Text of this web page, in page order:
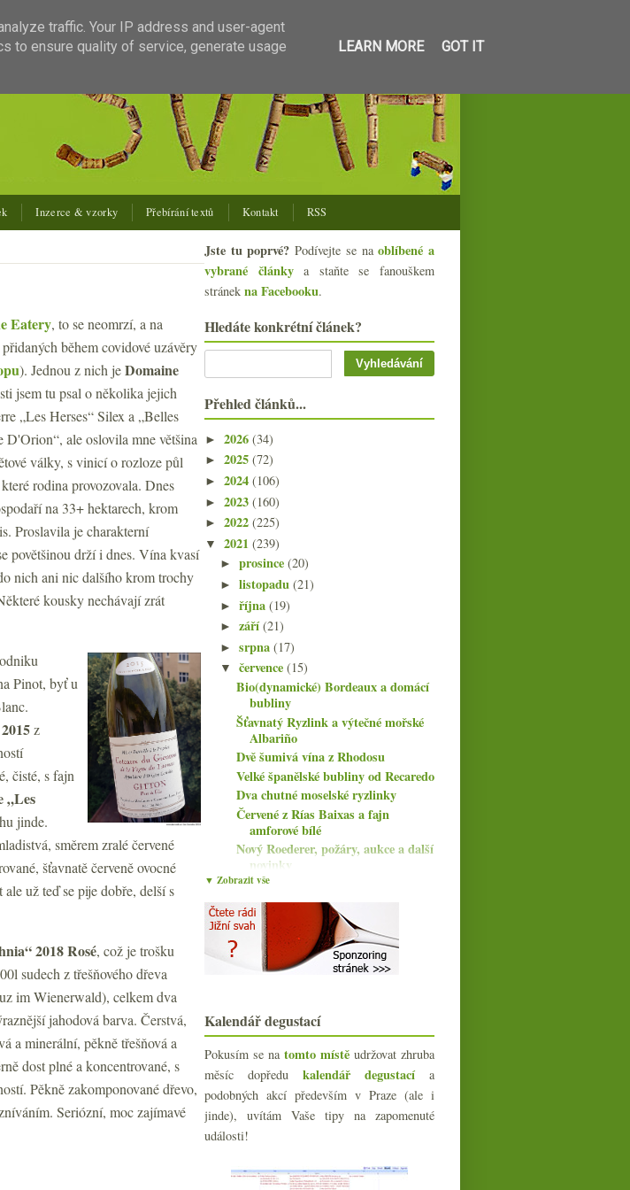
Inzerce & vzorky Přebírání textů Kontakt RSS
Eatery, to se neomrzí, a na
během covidové uzávěry
). Jednou z nich jeDomaine
jsem tu psal o několika jejich
„Les Herses“ Silex a „Belles
ale oslovila mne většina
války, s vinicí o rozloze půl
rodina provozovala. Dnes
na 33+ hektarech, krom
Proslavila je charakterní
povětšinou drží i dnes. Vína kvasí
nich ani nic dalšího krom trochy
kousky nechávají zrát
Pinot, byť u
z
čisté, s fajn
„Les
jinde.
směrem zralé červené
šťavnatě červeně ovocné
už teď se pije dobře, delší s
2018 Rosé, což je trošku
sudech z třešňového dřeva
im Wienerwald), celkem dva
jahodová barva. Čerstvá,
a minerální, pěkně třešňová a
dost plné a koncentrované, s
Pěkně zakomponované dřevo,
Seriózní, moc zajímavé
Jste tu poprvé? Podívejte se naoblíbené a
vybrané článkya staňte se fanouškem
stránek na Facebooku.
Hledáte konkrétní článek?
Přehled článků...
► 2026 (34)
► 2025 (72)
► 2024 (106)
► 2023 (160)
► 2022 (225)
▼ 2021 (239)
►prosince(20)
►listopadu(21)
►října(19)
►září(21)
►srpna(17)
▼července(15)
Bio(dynamické) Bordeaux a domácí
bubliny
Šťavnatý Ryzlink a výtečné mořské
Albariño
Dvě šumivá vína z Rhodosu
Velké španělské bubliny od Recaredo
Dva chutné moselské ryzlinky
Červené z Rías Baixas a fajn
amforové bílé
Nový Roederer, požáry, aukce a další
novinky
Efektní Pinot Nero a Riesling
Povodně v Německu a Ahr v
troskách
Svěží roséčko a velmi chutný
Riesling
Šestice supermarketových ryzlinků
Gitton
Riesling od Kauera a ze Schloss
Johannisberg
Dovolená, šampaňskoje a pár dalších
novinek
►června
►dubna(20)
▼ Zobrazit vše
Kalendář degustací
Pokusím se na tomto místě udržovat zhruba
měsíc dopředu kalendář degustacía
podobných akcí především v Praze (ale i
jinde), uvítám Vaše tipy na zapomenuté
události!
traffic. Your IP address and user-agent
to ensure quality of service, generate usage
LEARN MORE GOT IT